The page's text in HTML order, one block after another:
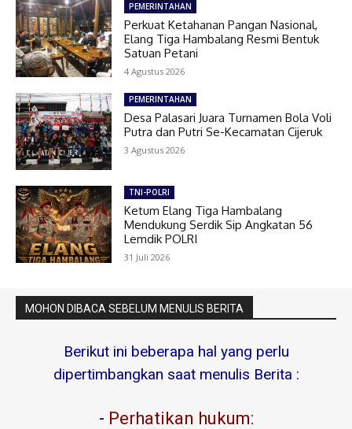
PEMERINTAHAN
Perkuat Ketahanan Pangan Nasional,
Elang Tiga Hambalang Resmi Bentuk
Satuan Petani
4 Agustus 2026
PEMERINTAHAN
Desa Palasari Juara Turnamen Bola Voli
Putra dan Putri Se-Kecamatan Cijeruk
3 Agustus 2026
TNI-POLRI
Ketum Elang Tiga Hambalang
Mendukung Serdik Sip Angkatan 56
Lemdik POLRI
31 Juli 2026
MOHON DIBACA SEBELUM MENULIS BERITA
Berikut ini beberapa hal yang perlu
dipertimbangkan saat menulis Berita :
- Perhatikan hukum: